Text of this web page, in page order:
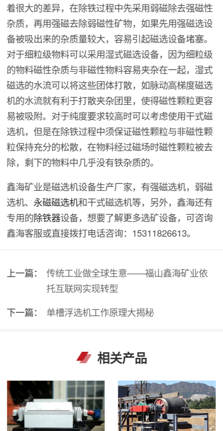
着很大的差异，在除铁过程中先采用弱磁除去强磁性
杂质，再用强磁去除弱磁性矿物，如果先用强磁选设
备被吸出来的杂质量较大，容易引起磁选设备堵塞。
对于细粒级物料可以采用湿式磁选设备，因为细粒级
的物料磁性杂质与非磁性物料容易夹杂在一起，湿式
磁选的水流可以将这些团体打散，如脉动高梯度磁选
机的水流就有利于打散夹杂团里，使得磁性颗粒更容
易被吸附。对于纯度要求较高时可以考虑使用干式磁
选机，但是在除铁过程中须保证磁性颗粒与非磁性颗
粒保持充分的松散，在物料经过磁场时磁性颗粒被去
除，剩下的物料中几乎没有铁杂质的。
鑫海矿业是磁选机设备生产厂家，有强磁选机，弱磁
选机、 永磁磁选机和干式磁选机等，另外，鑫海还有
专用的除铁器设备，想要了解更多选矿设备，可咨询
鑫海客服或直接拨打电话咨询： 15311826613。
上一篇：
传统工业做全球生意——福山鑫海矿业依
托互联网实现转型
下一篇：
单槽浮选机工作原理大揭秘
相关产品